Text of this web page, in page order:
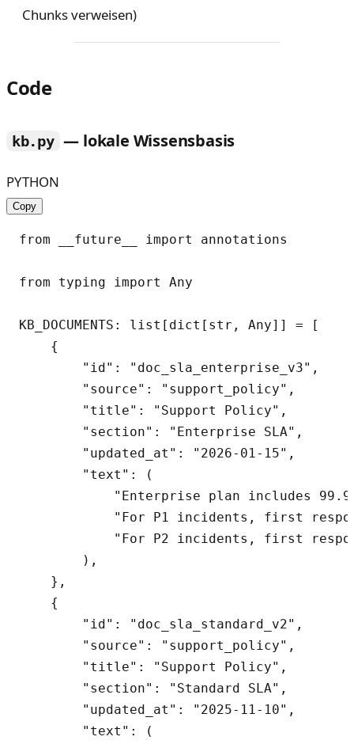
Chunks verweisen)
Code
kb.py — lokale Wissensbasis
PYTHON
Copy
from __future__ import annotations
from typing import Any
KB_DOCUMENTS: list[dict[str, Any]] = [
    {
        "id": "doc_sla_enterprise_v3",
        "source": "support_policy",
        "title": "Support Policy",
        "section": "Enterprise SLA",
        "updated_at": "2026-01-15",
        "text": (
"Enterprise plan includes
"For P1 incidents, first
"For P2 incidents, first
        ),
    },
    {
        "id": "doc_sla_standard_v2",
        "source": "support_policy",
        "title": "Support Policy",
        "section": "Standard SLA",
        "updated_at": "2025-11-10",
        "text": (